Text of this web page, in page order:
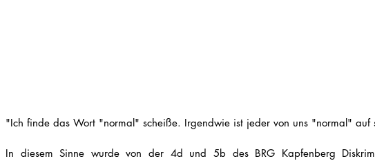
"Ich finde das Wort "normal" scheiße. Irgendwie ist jeder von uns "normal" auf
In diesem Sinne wurde von der 4d und 5b des BRG Kapfenberg